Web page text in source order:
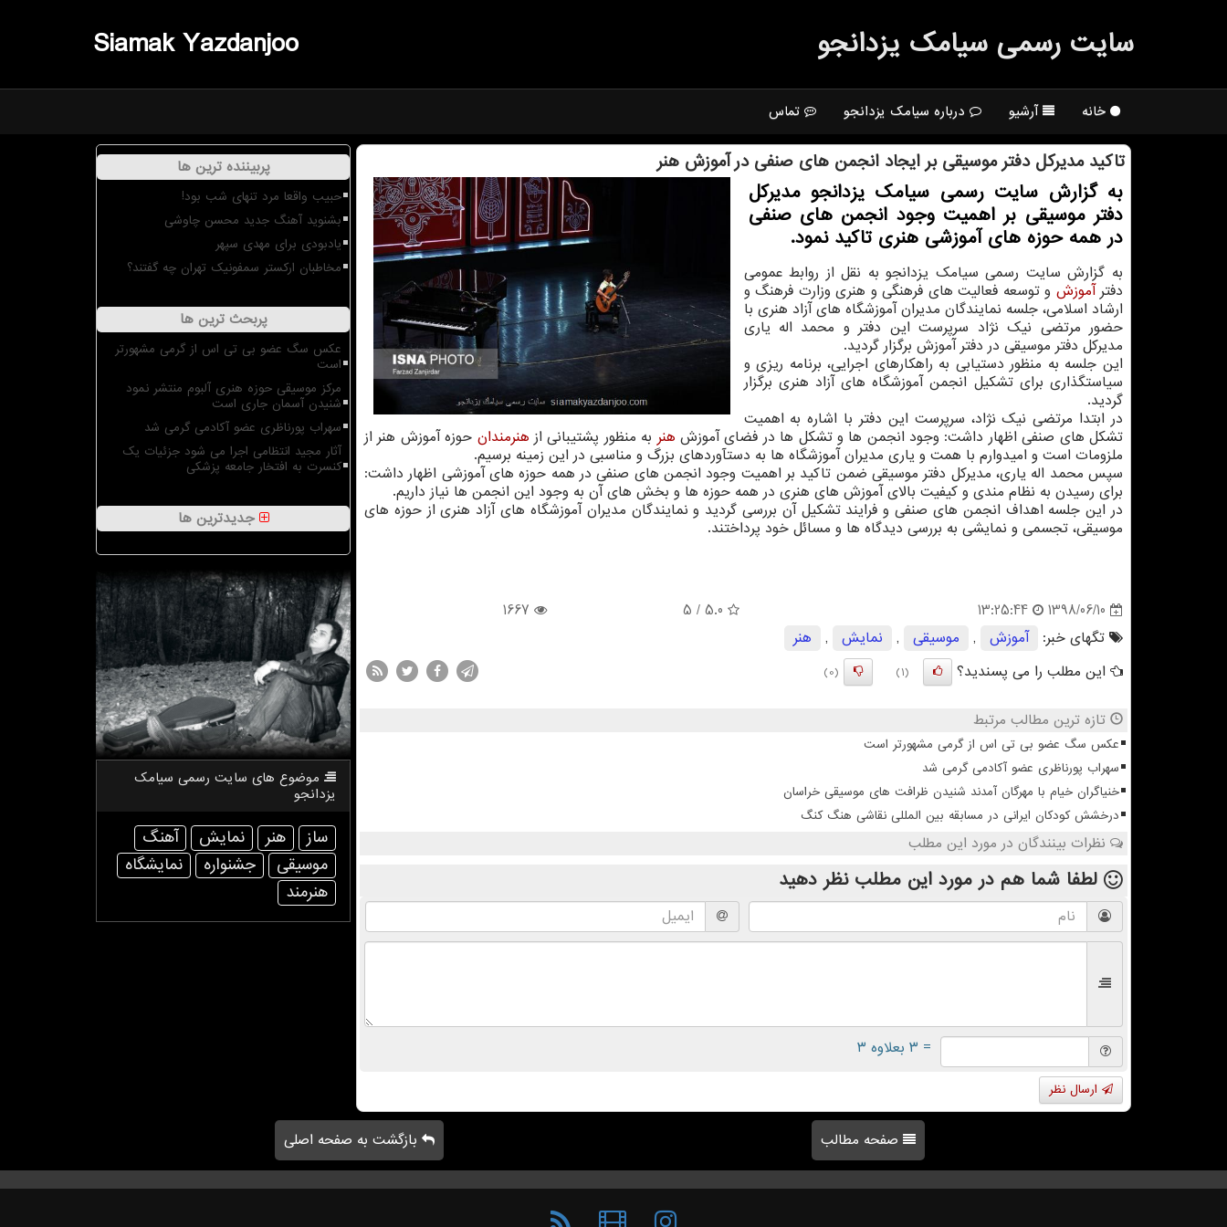
Siamak Yazdanjoo سایت رسمی سیامك یزدانجو
خانه آرشیو درباره سیامک یزدانجو تماس
تاكید مدیركل دفتر موسیقی بر ایجاد انجمن های صنفی در آموزش هنر
به گزارش سایت رسمی سیامك یزدانجو مدیركل
دفتر موسیقی بر اهمیت وجود انجمن های صنفی
در همه حوزه های آموزشی هنری تاكید نمود.
به گزارش سایت رسمی سیامك یزدانجو به نقل از روابط عمومی
دفترآموزش و توسعه فعالیت های فرهنگی و هنری وزارت فرهنگ و
ارشاد اسلامی، جلسه نمایندگان مدیران آموزشگاه های آزاد هنری با
حضور مرتضی نیك نژاد سرپرست این دفتر و محمد اله یاری
مدیركل دفتر موسیقی در دفتر آموزش برگزار گردید.
این جلسه به منظور دستیابی به راهكارهای اجرایی، برنامه ریزی و
سیاستگذاری برای تشكیل انجمن آموزشگاه های آزاد هنری برگزار
گردید.
در ابتدا مرتضی نیك نژاد، سرپرست این دفتر با اشاره به اهمیت
تشكل های صنفی اظهار داشت: وجود انجمن ها و تشكل ها در فضای آموزش هنر به منظور پشتیبانی از هنرمندان حوزه آموزش هنر از
ملزومات است و امیدوارم با همت و یاری مدیران آموزشگاه ها به دستآوردهای بزرگ و مناسبی در این زمینه برسیم.
سپس محمد اله یاری، مدیركل دفتر موسیقی ضمن تاكید بر اهمیت وجود انجمن های صنفی در همه حوزه های آموزشی اظهار داشت:
برای رسیدن به نظام مندی و كیفیت بالای آموزش های هنری در همه حوزه ها و بخش های آن به وجود این انجمن ها نیاز داریم.
در این جلسه اهداف انجمن های صنفی و فرایند تشكیل آن بررسی گردید و نمایندگان مدیران آموزشگاه های آزاد هنری از حوزه های
موسیقی، تجسمی و نمایشی به بررسی دیدگاه ها و مسائل خود پرداختند.
1398/06/10
13:25:44
5.0
/ 5
1667
تگهای خبر:
آموزش , موسیقی , نمایش ,
هنر
این مطلب را می پسندید؟
(1)
(0)
تازه ترین مطالب مرتبط
عکس سگ عضو بی تی اس از گرمی مشهورتر است
سهراب پورناظری عضو آکادمی گرمی شد
خنیاگران خیام با مهرگان آمدند شنیدن ظرافت های موسیقی خراسان
درخشش کودکان ایرانی در مسابقه بین المللی نقاشی هنگ کنگ
نظرات بینندگان در مورد این مطلب
لطفا شما هم در مورد این مطلب نظر دهید
= ۳ بعلاوه ۳
ارسال نظر
پربیننده ترین ها
حبیب واقعا مرد تنهای شب بود!
بشنوید آهنگ جدید محسن چاوشی
یادبودی برای مهدی سپهر
مخاطبان ارکستر سمفونیک تهران چه گفتند؟
پربحث ترین ها
عکس سگ عضو بی تی اس از گرمی مشهورتر
است
مرکز موسیقی حوزه هنری آلبوم منتشر نمود
شنیدن آسمان جاری است
سهراب پورناظری عضو آکادمی گرمی شد
آثار مجید انتظامی اجرا می شود جزئیات یک
کنسرت به افتخار جامعه پزشکی
جدیدترین ها
موضوع های سایت رسمی سیامك
یزدانجو
ساز هنر نمایش
آهنگ
موسیقی
جشنواره
نمایشگاه
هنرمند
صفحه مطالب بازگشت به صفحه اصلی